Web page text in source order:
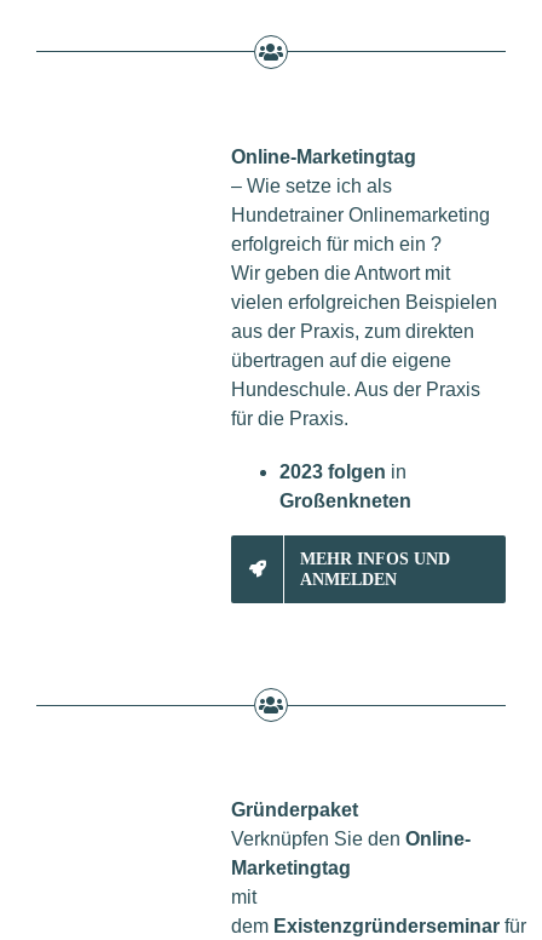
Online-Marketingtag
– Wie setze ich als
Hundetrainer Onlinemarketing
erfolgreich für mich ein ?
Wir geben die Antwort mit
vielen erfolgreichen Beispielen
aus der Praxis, zum direkten
übertragen auf die eigene
Hundeschule. Aus der Praxis
für die Praxis.
2023 folgen in
Großenkneten
MEHR INFOS UND
ANMELDEN
Gründerpaket
Verknüpfen Sie denOnline-
Marketingtag
mit
dem Existenzgründerseminarfür